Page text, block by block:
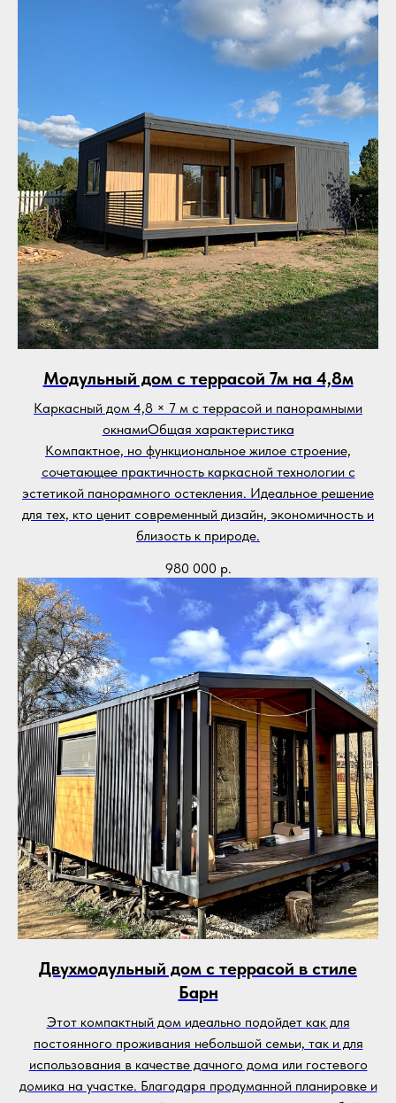
Модульный дом с террасой 7м на 4,8м
Каркасный дом 4,8 × 7 м с террасой и панорамными
окнамиОбщая характеристика
Компактное, но функциональное жилое строение,
сочетающее практичность каркасной технологии с
эстетикой панорамного остекления. Идеальное решение
для тех, кто ценит современный дизайн, экономичность и
близость к природе.
980 000 р.
Двухмодульный дом с террасой в стиле
Барн
Этот компактный дом идеально подойдет как для
постоянного проживания небольшой семьи, так и для
использования в качестве дачного дома или гостевого
домика на участке. Благодаря продуманной планировке и